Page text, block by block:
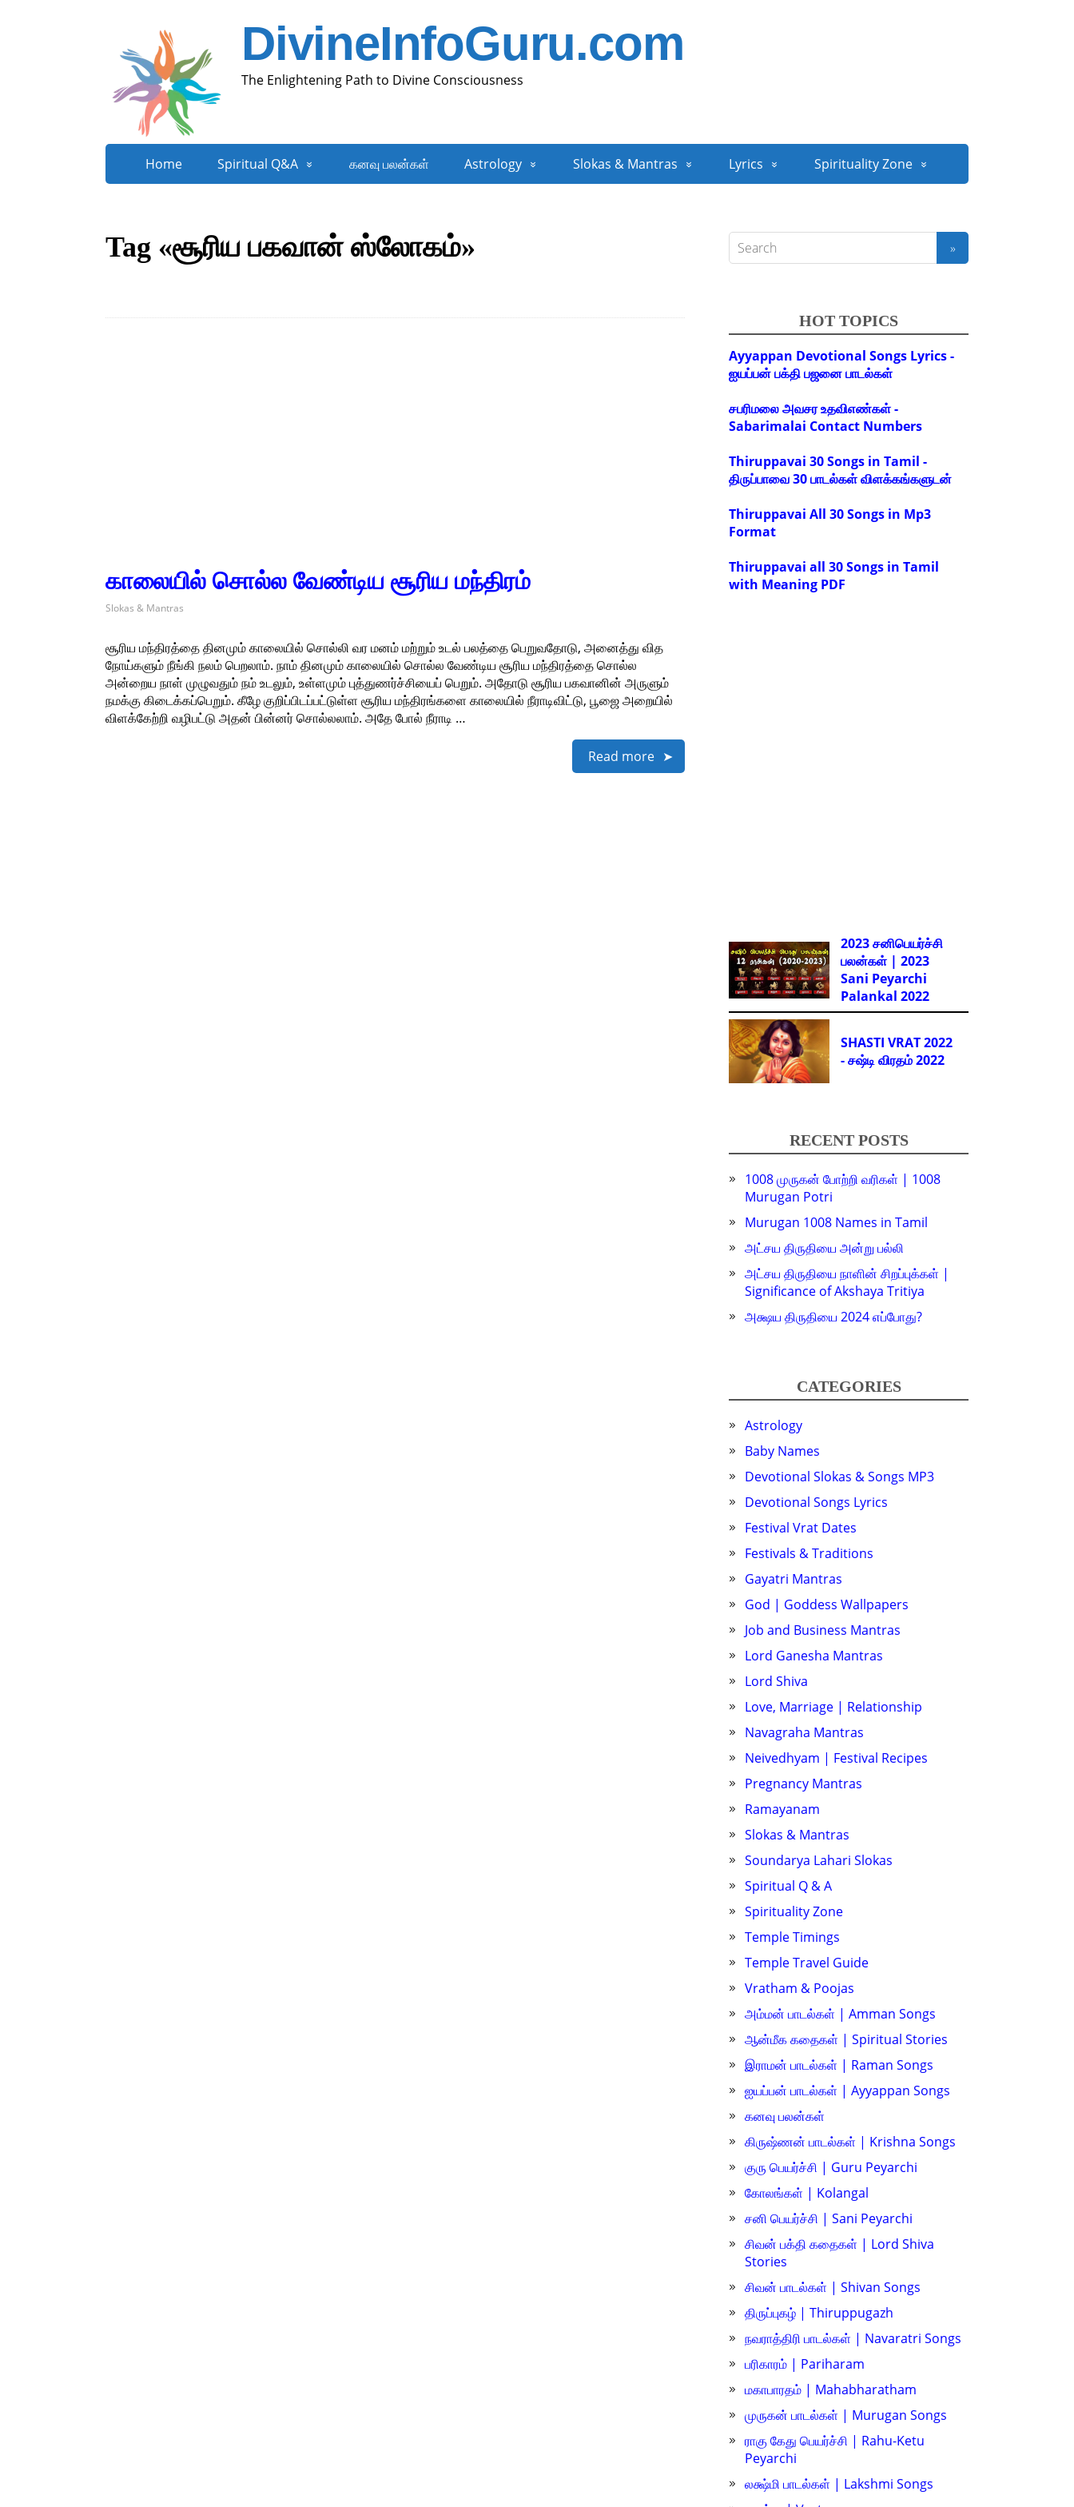
DivineInfoGuru.com
The Enlightening Path to Divine Consciousness
Home Spiritual Q&A கனவு பலன்கள் Astrology Slokas & Mantras Lyrics Spirituality Zone
Tag «சூரிய பகவான் ஸ்லோகம்»
காலையில் சொல்ல வேண்டிய சூரிய மந்திரம்
Slokas & Mantras
சூரிய மந்திரத்தை தினமும் காலையில் சொல்லி வர மனம் மற்றும் உடல் பலத்தை பெறுவதோடு, அனைத்து வித
நோய்களும் நீங்கி நலம் பெறலாம். நாம் தினமும் காலையில் சொல்ல வேண்டிய சூரிய மந்திரத்தை சொல்ல
அன்றைய நாள் முழுவதும் நம் உடலும், உள்ளமும் புத்துணர்ச்சியைப் பெறும். அதோடு சூரிய பகவானின் அருளும்
நமக்கு கிடைக்கப்பெறும். கீழே குறிப்பிடப்பட்டுள்ள சூரிய மந்திரங்களை காலையில் நீராடிவிட்டு, பூஜை அறையில்
விளக்கேற்றி வழிபட்டு அதன் பின்னர் சொல்லலாம். அதே போல் நீராடி …
Read more
HOT TOPICS
Ayyappan Devotional Songs Lyrics -
ஐயப்பன் பக்தி பஜனை பாடல்கள்
சபரிமலை அவசர உதவிஎண்கள் -
Sabarimalai Contact Numbers
Thiruppavai 30 Songs in Tamil -
திருப்பாவை 30 பாடல்கள் விளக்கங்களுடன்
Thiruppavai All 30 Songs in Mp3
Format
Thiruppavai all 30 Songs in Tamil
with Meaning PDF
2023 சனிபெயர்ச்சி
பலன்கள் | 2023
Sani Peyarchi
Palankal 2022
SHASTI VRAT 2022
- சஷ்டி விரதம் 2022
RECENT POSTS
1008 முருகன் போற்றி வரிகள் | 1008
Murugan Potri
Murugan 1008 Names in Tamil
அட்சய திருதியை அன்று பல்லி
அட்சய திருதியை நாளின் சிறப்புக்கள் |
Significance of Akshaya Tritiya
அக்ஷய திருதியை 2024 எப்போது?
CATEGORIES
Astrology
Baby Names
Devotional Slokas & Songs MP3
Devotional Songs Lyrics
Festival Vrat Dates
Festivals & Traditions
Gayatri Mantras
God | Goddess Wallpapers
Job and Business Mantras
Lord Ganesha Mantras
Lord Shiva
Love, Marriage | Relationship
Navagraha Mantras
Neivedhyam | Festival Recipes
Pregnancy Mantras
Ramayanam
Slokas & Mantras
Soundarya Lahari Slokas
Spiritual Q & A
Spirituality Zone
Temple Timings
Temple Travel Guide
Vratham & Poojas
அம்மன் பாடல்கள் | Amman Songs
ஆன்மீக கதைகள் | Spiritual Stories
இராமன் பாடல்கள் | Raman Songs
ஐயப்பன் பாடல்கள் | Ayyappan Songs
கனவு பலன்கள்
கிருஷ்ணன் பாடல்கள் | Krishna Songs
குரு பெயர்ச்சி | Guru Peyarchi
கோலங்கள் | Kolangal
சனி பெயர்ச்சி | Sani Peyarchi
சிவன் பக்தி கதைகள் | Lord Shiva
Stories
சிவன் பாடல்கள் | Shivan Songs
திருப்புகழ் | Thiruppugazh
நவராத்திரி பாடல்கள் | Navaratri Songs
பரிகாரம் | Pariharam
மகாபாரதம் | Mahabharatham
முருகன் பாடல்கள் | Murugan Songs
ராகு கேது பெயர்ச்சி | Rahu-Ketu
Peyarchi
லக்ஷ்மி பாடல்கள் | Lakshmi Songs